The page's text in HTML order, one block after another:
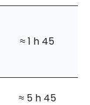
≈ 1 h 45
≈ 5 h 45